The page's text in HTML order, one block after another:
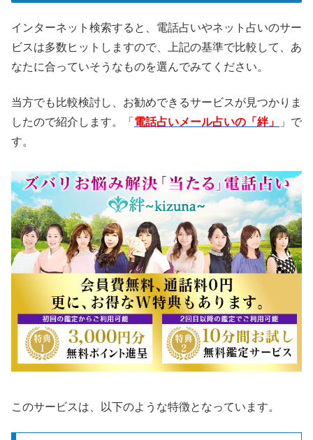
インターネット検索すると、電話占いやネット占いのサー
ビスは多数ヒットしますので、上記の基準で比較して、あ
なたに合っていそうなものを選んでみてください。
当方でも比較検討し、お勧めできるサービスが見つかりま
したので紹介します。「 電話占いメール占いの「絆」
」で
す。
このサービスは、以下のような特徴となっています。